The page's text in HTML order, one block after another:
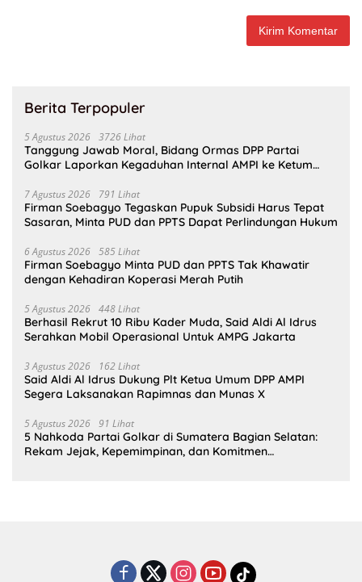
Berita Terpopuler
5 Agustus 2026 3726 Lihat
Tanggung Jawab Moral, Bidang Ormas DPP Partai
Golkar Laporkan Kegaduhan Internal AMPI ke Ketum
7 Agustus 2026 791 Lihat
Firman Soebagyo Tegaskan Pupuk Subsidi Harus Tepat
Sasaran, Minta PUD dan PPTS Dapat Perlindungan Hukum
6 Agustus 2026 585 Lihat
Firman Soebagyo Minta PUD dan PPTS Tak Khawatir
dengan Kehadiran Koperasi Merah Putih
5 Agustus 2026 448 Lihat
Berhasil Rekrut 10 Ribu Kader Muda, Said Aldi Al Idrus
Serahkan Mobil Operasional Untuk AMPG Jakarta
3 Agustus 2026 162 Lihat
Said Aldi Al Idrus Dukung Plt Ketua Umum DPP AMPI
Segera Laksanakan Rapimnas dan Munas X
5 Agustus 2026 91 Lihat
5 Nahkoda Partai Golkar di Sumatera Bagian Selatan:
Rekam Jejak, Kepemimpinan, dan Komitmen